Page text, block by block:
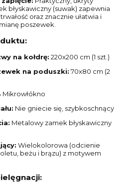
błyskawiczny (suwak) zapewnia
oraz znacznie ułatwia i
poszewek.
na kołdrę: 220x200 cm (1 szt.)
na poduszki: 70x80 cm (2
Mikrowłókno
Nie gniecie się, szybkoschnący
Metalowy zamek błyskawiczny
Wielokolorowa (odcienie
beżu i brązu) z motywem